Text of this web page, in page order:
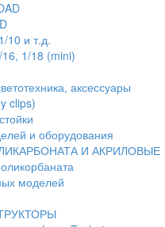
10 и т.д.
1/18 (mini)
аксессуары
clips)
и оборудования
И АКРИЛОВЫЕ
моделей